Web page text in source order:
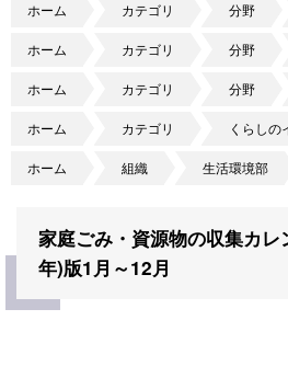
ホーム カテゴリ 分野
ホーム カテゴリ 分野
ホーム カテゴリ 分野
ホーム カテゴリ くらしの
ホーム 組織 生活環境部
家庭ごみ・資源物の収集カ
年)版1月～12月